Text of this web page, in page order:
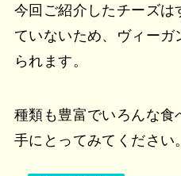
今回ご紹介したチーズは
ていないため、ヴィー
られます。
種類も豊富でいろんな食
手にとってみてください。